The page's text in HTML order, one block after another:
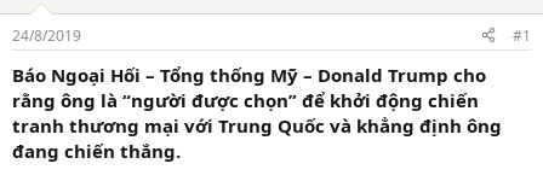
ả
g
24/8/2019 #1
Báo Ngoại Hối – Tổng thống Mỹ – Donald Trump cho
rằng ông là “người được chọn” để khởi động chiến
tranh thương mại với Trung Quốc và khẳng định ông
đang chiến thắng.